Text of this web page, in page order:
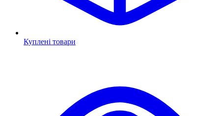
Куплені товари